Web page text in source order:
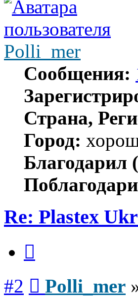
Polli_mer
Сообщения:
Страна,
Город:
Благодарил
Re: Plastex
#2 Polli_mer